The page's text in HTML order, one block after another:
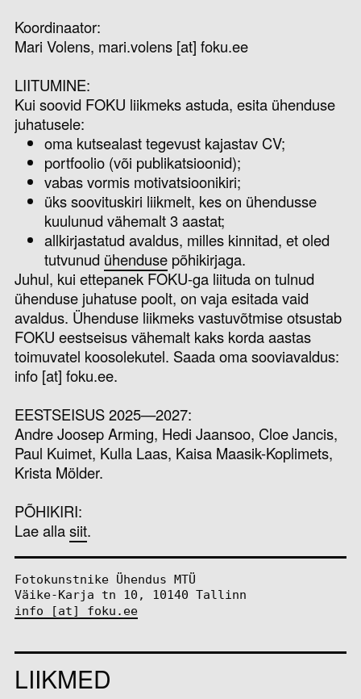
Koordinaator:
Mari Volens, mari.volens [at] foku.ee
LIITUMINE:
Kui soovid FOKU liikmeks astuda, esita ühenduse
juhatusele:
oma kutsealast tegevust kajastav CV;
portfoolio (või publikatsioonid);
vabas vormis motivatsioonikiri;
üks soovituskiri liikmelt, kes on ühendusse
kuulunud vähemalt 3 aastat;
allkirjastatud avaldus, milles kinnitad, et oled
tutvunud ühenduse põhikirjaga.
Juhul, kui ettepanek FOKU-ga liituda on tulnud
ühenduse juhatuse poolt, on vaja esitada vaid
avaldus. Ühenduse liikmeks vastuvõtmise otsustab
FOKU eestseisus vähemalt kaks korda aastas
toimuvatel koosolekutel. Saada oma sooviavaldus:
info [at] foku.ee.
EESTSEISUS 2025—2027:
Andre Joosep Arming, Hedi Jaansoo, Cloe Jancis,
Paul Kuimet, Kulla Laas, Kaisa Maasik-Koplimets,
Krista Mölder.
PÕHIKIRI:
Lae allasiit.
Fotokunstnike Ühendus MTÜ
Väike-Karja tn 10, 10140 Tallinn
info [at] foku.ee
LIIKMED